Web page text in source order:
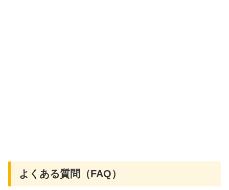
よくある質問（FAQ）